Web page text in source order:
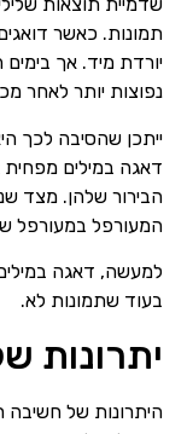
תמונות. כאשר
יורדת מיד. אך בימים
נפוצות יותר לאחר
ייתכן שהסיבה לכך
דאגה במילים מפחית
הבירור שלהן. מצד
המעורפל במעורפל
למעשה, דאגה
בעוד שתמונות לא.
יתרונות
היתרונות של חשיבה